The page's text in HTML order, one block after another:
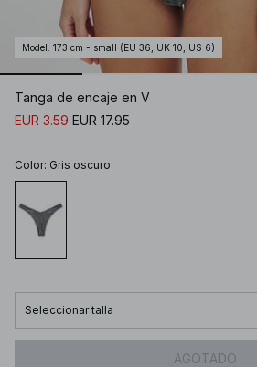
Model : 173 cm - small (EU 36, UK 10, US 6)
Tanga de encaje en V
EUR 3.59 EUR 17.95
Color: Gris oscuro
Seleccionar talla
AGOTADO